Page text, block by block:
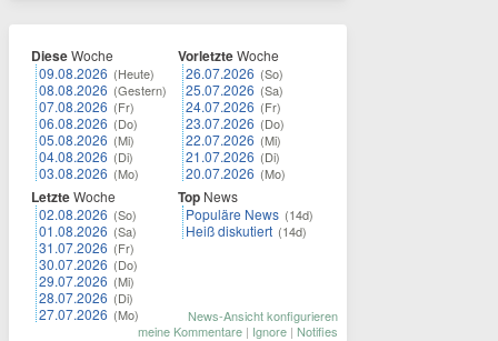
DieseWoche
09.08.2026 (Heute)
08.08.2026 (Gestern)
07.08.2026 (Fr)
06.08.2026 (Do)
05.08.2026 (Mi)
04.08.2026 (Di)
03.08.2026 (Mo)
LetzteWoche
02.08.2026 (So)
01.08.2026 (Sa)
31.07.2026 (Fr)
30.07.2026 (Do)
29.07.2026 (Mi)
28.07.2026 (Di)
27.07.2026 (Mo)
VorletzteWoche
26.07.2026 (So)
25.07.2026 (Sa)
24.07.2026 (Fr)
23.07.2026 (Do)
22.07.2026 (Mi)
21.07.2026 (Di)
20.07.2026 (Mo)
Top News
Populäre News (14d)
Heiß diskutiert (14d)
News-Ansicht konfigurieren
meine Kommentare | Ignore | Notifies